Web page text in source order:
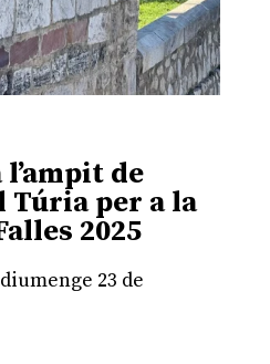
de
Túria per a la
2025
23 de